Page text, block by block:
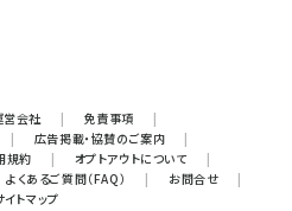
営会社 | 免責事項
|
| 広告掲載・協賛のご案内
|
規約 | オプトアウトについて
|
よくあるご質問（FAQ） | お問合せ
|
イトマップ